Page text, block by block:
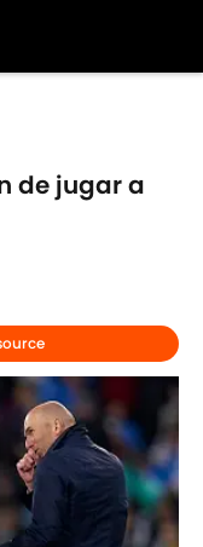
de jugar a